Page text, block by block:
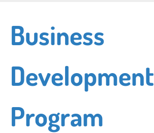
main
content
Business
Development
Program